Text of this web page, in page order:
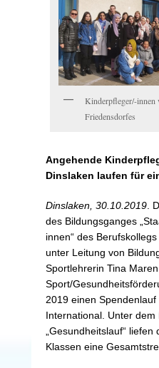
Kinderpfleger/-innen
Friedensdorfes
Angehende
Dinslaken laufen für
Dinslaken, 30.10.2019 .
des Bildungsganges
innen“ des
unter Leitung von
Sportlehrerin Tina
Sport/
2019 einen
International. Unter dem
„Gesundheitslauf“
Klassen eine